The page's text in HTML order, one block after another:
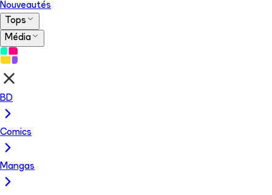
Nouveautés
Tops
Média
BD
Comics
Mangas